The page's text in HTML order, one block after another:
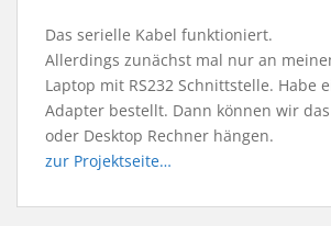
Das serielle Kabel funktioniert.
Allerdings zunächst mal nur an
Laptop mit RS232 Schnittstelle. Habe
Adapter bestellt. Dann können wir
oder Desktop Rechner hängen.
zur Projektseite…